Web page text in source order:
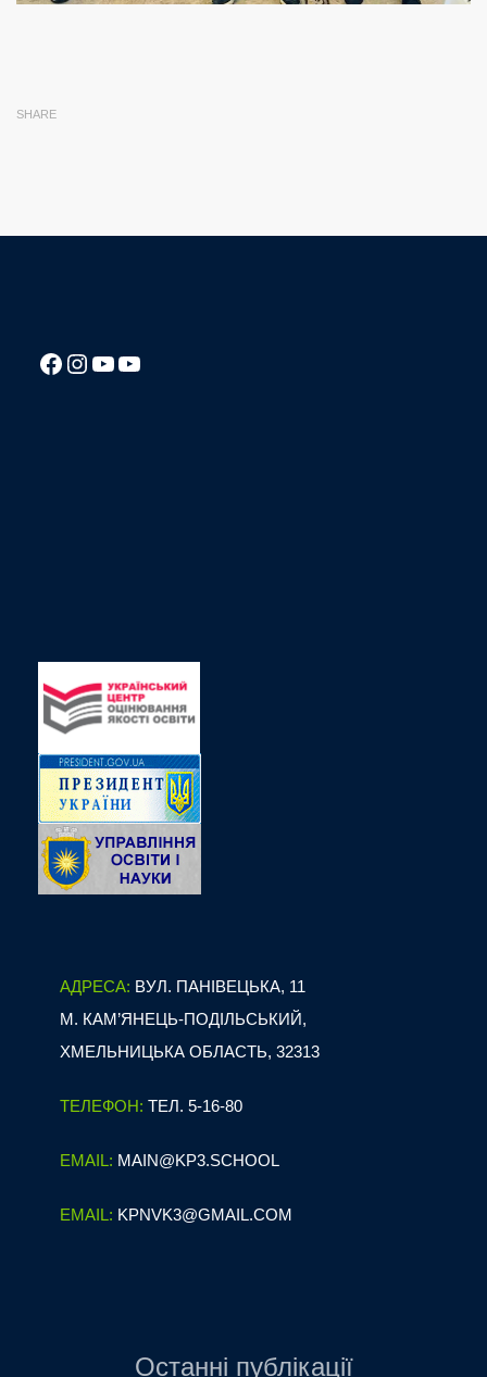
SHARE
Посилання на Facebook сторінку ліцею
Instagram
Посилання на YouTube канал ліцеюПосилання на YouTube канал ліцею
АДРЕСА: ВУЛ. ПАНІВЕЦЬКА, 11
М. КАМ’ЯНЕЦЬ-ПОДІЛЬСЬКИЙ,
ХМЕЛЬНИЦЬКА ОБЛАСТЬ, 32313
ТЕЛЕФОН: ТЕЛ. 5-16-80
EMAIL: MAIN@KP3.SCHOOL
EMAIL: KPNVK3@GMAIL.COM
Останні публікації